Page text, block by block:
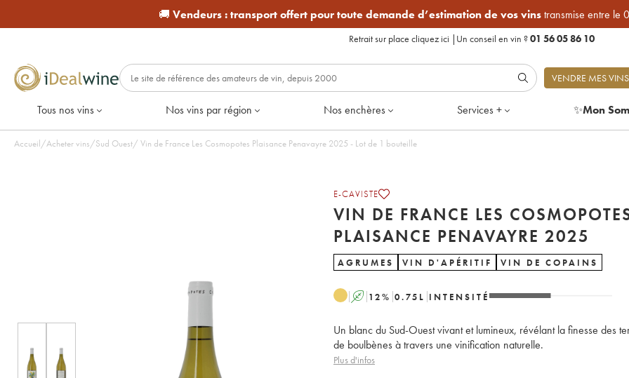
🚚 Vendeurs :transport offert pour toute demande d’estimation de vos vinstransmise entre le
Retrait sur place cliquez ici | Un conseil en vin ?01 56 05 86 10
VENDRE MES VINS
Tous nos vins Nos vins par région Nos enchères Services + ✨Mon
Accueil/Acheter vins/Sud Ouest/ Vin de France Les Cosmopotes Plaisance Penavayre 2025 - Lot de 1 bouteille
E-CAVISTE
VIN DE FRANCE LES
PLAISANCE PENAVAYRE 2025
AGRUMES VIN D'APÉRITIF VIN DE COPAINS
A 12% 0.75 L INTENSITÉ
Un blanc du Sud-Ouest vivant et lumineux, révélant la finesse des
de boulbènes à travers une vinification naturelle.
Plus d'infos